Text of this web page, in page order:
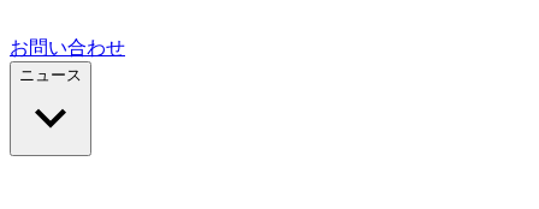
お問い合わせ
ニュース